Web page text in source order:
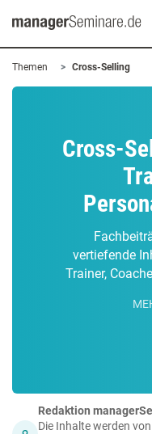
Themen Cross-Selling
Cross-
vertiefende
Trainer,
Redaktion
Die Inhalte werden